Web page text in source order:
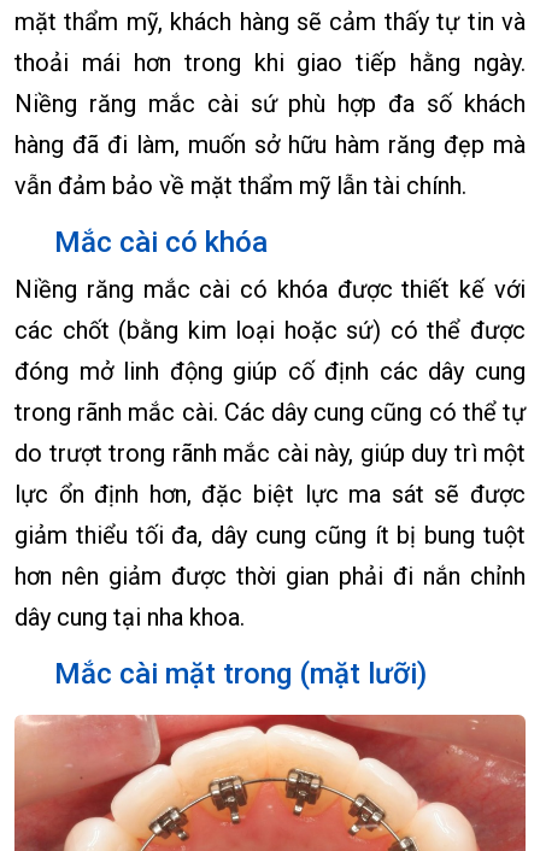
mặt thẩm mỹ, khách hàng sẽ cảm thấy tự tin và
thoải mái hơn trong khi giao tiếp hằng ngày.
Niềng răng mắc cài sứ phù hợp đa số khách
hàng đã đi làm, muốn sở hữu hàm răng đẹp mà
vẫn đảm bảo về mặt thẩm mỹ lẫn tài chính.
Mắc cài có khóa
Niềng răng mắc cài có khóa được thiết kế với
các chốt (bằng kim loại hoặc sứ) có thể được
đóng mở linh động giúp cố định các dây cung
trong rãnh mắc cài. Các dây cung cũng có thể tự
do trượt trong rãnh mắc cài này, giúp duy trì một
lực ổn định hơn, đặc biệt lực ma sát sẽ được
giảm thiểu tối đa, dây cung cũng ít bị bung tuột
hơn nên giảm được thời gian phải đi nắn chỉnh
dây cung tại nha khoa.
Mắc cài mặt trong (mặt lưỡi)